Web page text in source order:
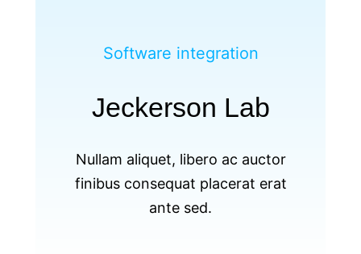
Software integration
Jeckerson Lab
Nullam aliquet, libero ac auctor
finibus consequat placerat erat
ante sed.